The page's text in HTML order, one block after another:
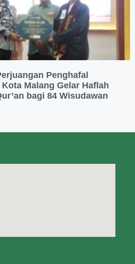
Penghafal
Malang Gelar Haflah
bagi 84 Wisudawan